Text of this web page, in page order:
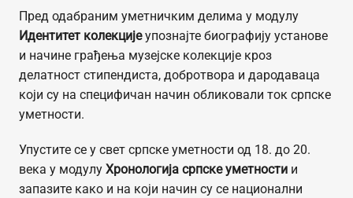
Пред одабраним уметничким делима у модулу
Идентитет колекцијеупознајте биографију установе
и начине грађења музејске колекције кроз
делатност стипендиста, добротвора и дародаваца
који су на специфичан начин обликовали ток српске
уметности.
Упустите се у свет српске уметности од 18. до 20.
века у модулу Хронологија српске уметностии
запазите како и на који начин су се национални